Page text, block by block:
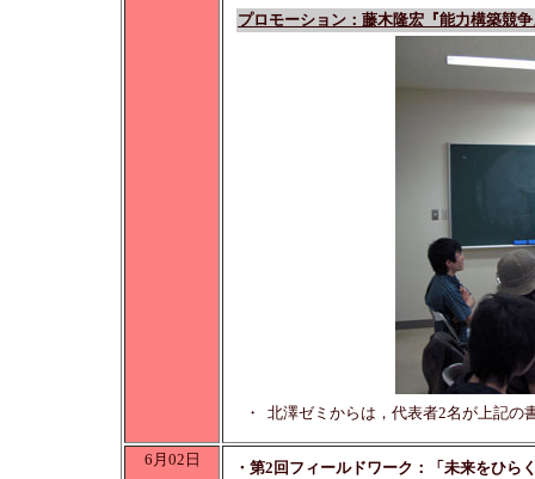
プロモーション：藤木隆宏『能力構築競
・ 北澤ゼミからは，代表者2名が上記の
6月02日
・第2回フィールドワーク：「未来をひら